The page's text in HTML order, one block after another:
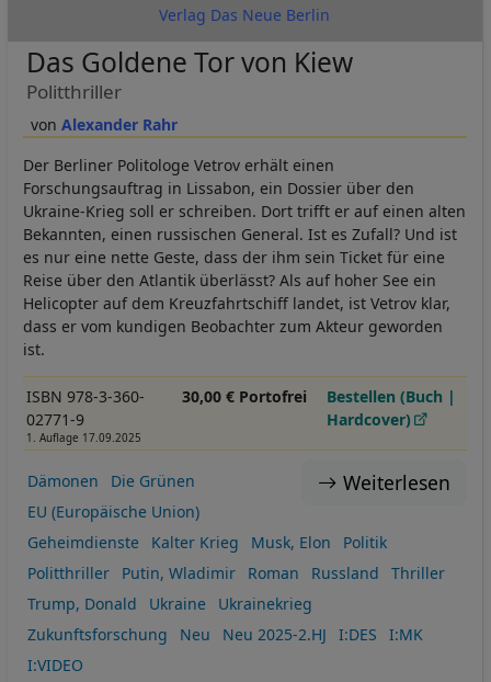
Verlag Das Neue Berlin
Alexander Rahr
Das Goldene Tor von Kiew
Politthriller
Der Berliner Politologe Vetrov erhält einen
Forschungsauftrag in Lissabon, ein Dossier über den
Ukraine-Krieg soll er schreiben. Dort trifft er auf einen alten
Bekannten, einen russischen General. Ist es Zufall? Und ist
es nur eine nette Geste, dass der ihm sein Ticket für eine
Reise über den Atlantik überlässt? Als auf hoher See ein
Helicopter auf dem Kreuzfahrtschiff landet, ist Vetrov klar,
dass er vom kundigen Beobachter zum Akteur geworden
ist.
ISBN 978-3-360-
02771-9
1. Auflage 17.09.2025
30,00 € Portofrei
Bestellen (Buch |
Hardcover)
Weiterlesen
Dämonen
Die Grünen
EU (Europäische Union)
Geheimdienste
Kalter Krieg Musk, Elon
Politik
Politthriller
Putin, Wladimir Roman Russland
Thriller
Trump, Donald
Ukraine
Ukrainekrieg
Zukunftsforschung
Neu Neu 2025-2.HJ I:DES
I:MK
I:VIDEO